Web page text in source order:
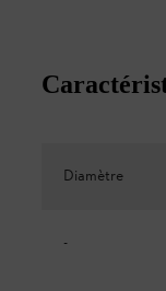
Diamètre
-